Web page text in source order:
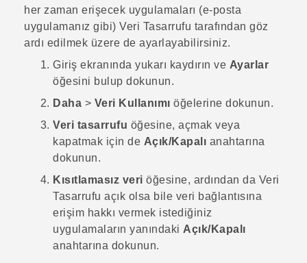
her zaman erişecek uygulamaları (e-posta
uygulamanız gibi) Veri Tasarrufu tarafından göz
ardı edilmek üzere de ayarlayabilirsiniz.
Giriş ekranında yukarı kaydırın ve Ayarlar
öğesini bulup dokunun.
Daha > Veri Kullanımı öğelerine dokunun.
Veri tasarrufu öğesine, açmak veya
kapatmak için de Açık/Kapalı anahtarına
dokunun.
Kısıtlamasız veri öğesine, ardından da Veri
Tasarrufu açık olsa bile veri bağlantısına
erişim hakkı vermek istediğiniz
uygulamaların yanındaki Açık/Kapalı
anahtarına dokunun.